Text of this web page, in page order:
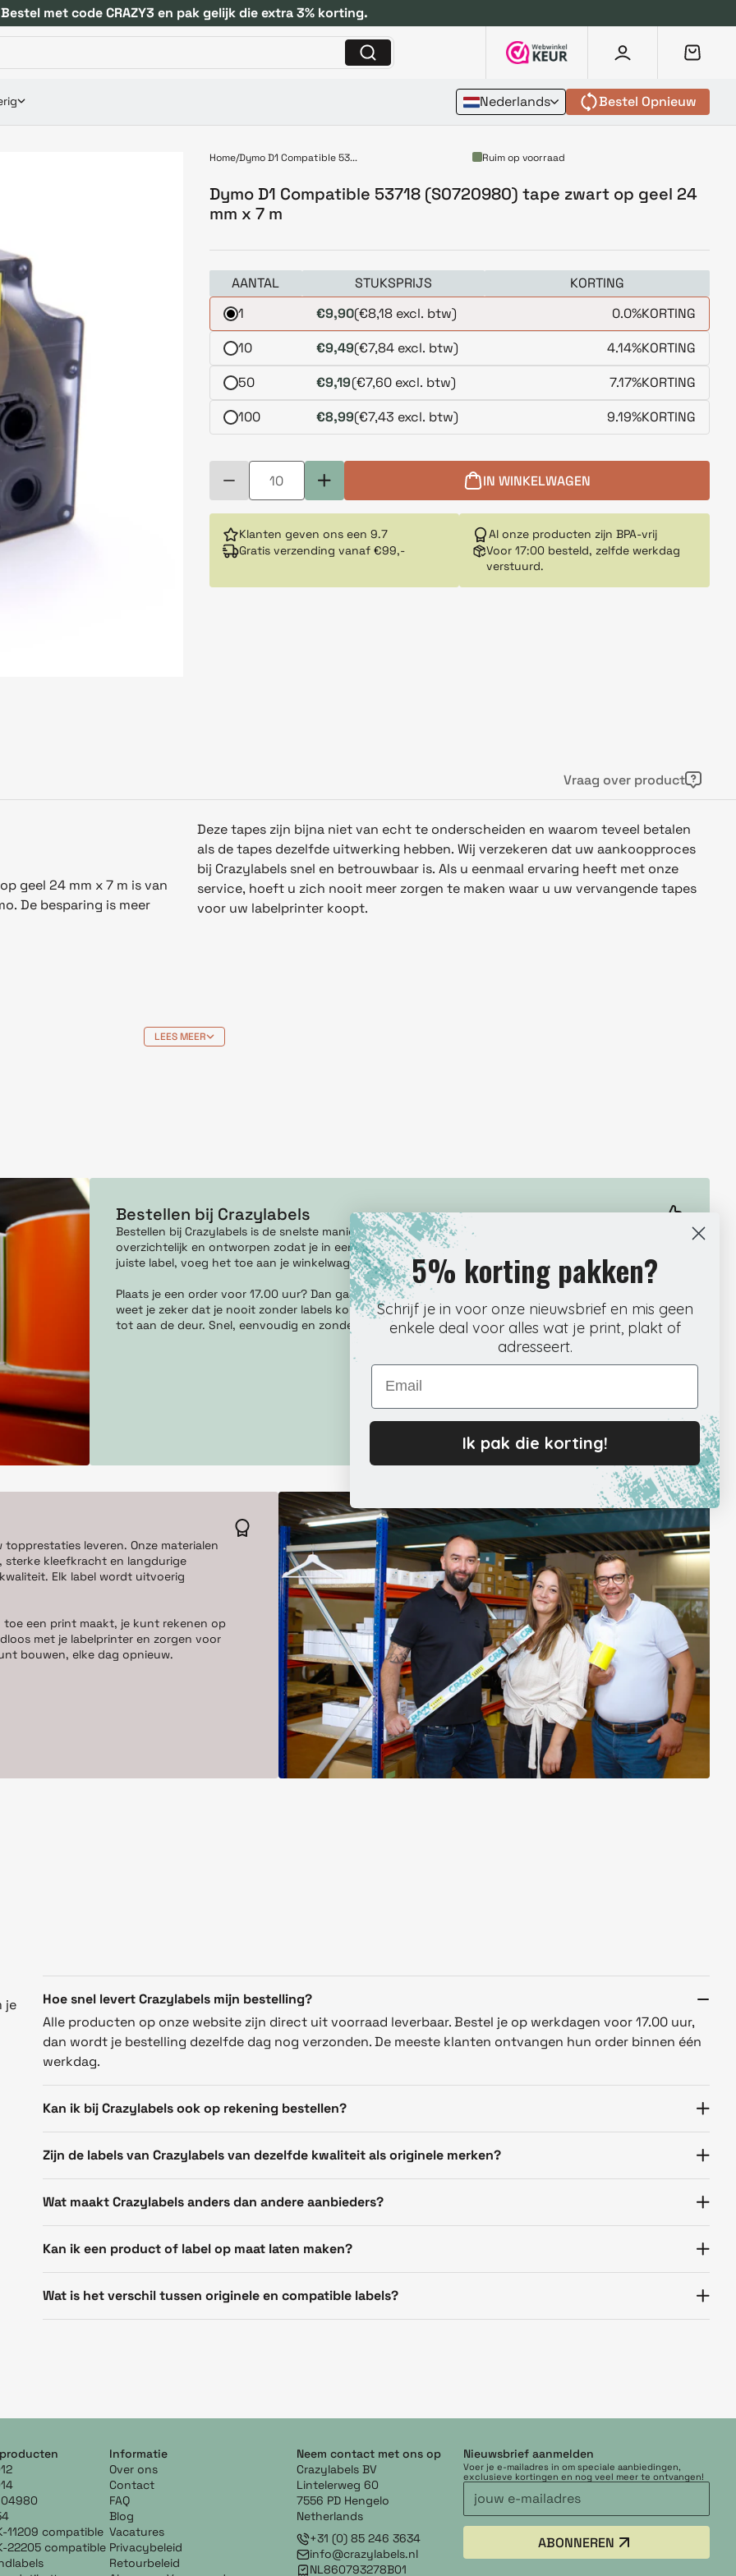
Bestel met code CRAZY3 en pak gelijk die extra 3% korting.
Nederlands Bestel Opnieuw
Home Dymo D1 Compatible 53... Ruim op voorraad
Dymo D1 Compatible 53718 (S0720980) tape zwart op geel 24
mm x 7 m
AANTAL STUKSPRIJS
KORTING
1
€9,90(€8,18 excl. btw) 0.0%KORTING
10
€9,49(€7,84 excl. btw) 4.14%KORTING
50
€9,19(€7,60 excl. btw) 7.17%KORTING
100
€8,99(€7,43 excl. btw) 9.19%KORTING
IN WINKELWAGEN
Klanten geven ons een 9.7
Gratis verzending vanaf €99,-
Al onze producten zijn BPA-vrij
Voor 17:00 besteld, zelfde werkdag
verstuurd.
Vraag over product
geel 24 mm x 7 m is van
De besparing is meer
Deze tapes zijn bijna niet van echt te onderscheiden en waarom teveel betalen
als detapes dezelfde uitwerking hebben. Wij verzekeren dat uw aankoopproces
bij Crazylabels snel en betrouwbaar is. Als u eenmaal ervaring heeft met onze
service, hoeft u zich nooit meer zorgen te maken waar u uw vervangende tapes
voor uw labelprinter koopt.
LEES MEER
Bestellen bij Crazylabels
Bestellen bij Crazylabels is de snelste manier om direct door te kunnen met je werk. Onze webshop is
overzichtelijk en ontworpen zodat je in een paar klikken precies vindt wat je nodig hebt. Kies het
juiste label, voeg het toe aan je winkelwagen en rond de bestelling af wanneer het jou uitkomt.
Plaats je een order voor 17.00 uur? Dan gaan wij meteen aan de slag met verpakken en verzenden. Zo
weet je zeker dat je nooit zonder labels komt te zitten. Ontvang de tracking per mail en volg je pakket
tot aan de deur. Snel, eenvoudig en zonder gedoe, precies zoals het hoort.
leveren. Onze materialen
sterke kleefkracht en langdurige
Elk label wordt uitvoerig
een print maakt, je kunt rekenen op
met je labelprinter en zorgen voor
bouwen, elke dag opnieuw.
je
Hoe snel levert Crazylabels mijn bestelling?
Alle producten op onze website zijn direct uit voorraad leverbaar. Bestel je op werkdagen voor 17.00 uur,
dan wordt je bestelling dezelfde dag nog verzonden. De meeste klanten ontvangen hun order binnen één
werkdag.
Kan ik bij Crazylabels ook op rekening bestellen?
Zijn de labels van Crazylabels van dezelfde kwaliteit als originele merken?
Wat maakt Crazylabels anders dan andere aanbieders?
Kan ik een product of label op maat laten maken?
Wat is het verschil tussen originele en compatible labels?
11209 compatible
22205 compatible
Informatie
Over ons
Contact
FAQ
Blog
Vacatures
Privacybeleid
Retourbeleid
Neem contact met ons op
Crazylabels BV
Lintelerweg 60
7556 PD Hengelo
Netherlands
+31 (0) 85 246 3634
info@crazylabels.nl
NL860793278B01
Nieuwsbrief aanmelden
Voer je e-mailadres in om speciale aanbiedingen,
exclusieve kortingen en nog veel meer te ontvangen!
ABONNEREN
5% korting pakken?
Schrijf je in voor onze nieuwsbrief en mis geen
enkele deal voor alles wat je print, plakt of
adresseert.
Email
Ik pak die korting!